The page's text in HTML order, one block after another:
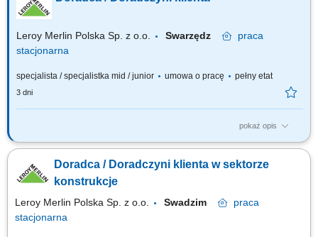
Leroy Merlin Polska Sp. z o.o. Swarzędz
praca
stacjonarna
specjalista / specjalistka mid / junior umowa o pracę pełny etat
3 dni
pokaż opis
Co będziesz robić? Twój start z Buddym: przez pierwsze 4 miesiące
wsparciu opiekuna wdrożenia i zespołu, Aktywna sprzedaż i doradztwo:
będziesz sprzedawać i doradzać klientom w wyborze najlepszych
Doradca / Doradczyni klienta w sektorze
konstrukcje
Leroy Merlin Polska Sp. z o.o. Swadzim
praca
stacjonarna